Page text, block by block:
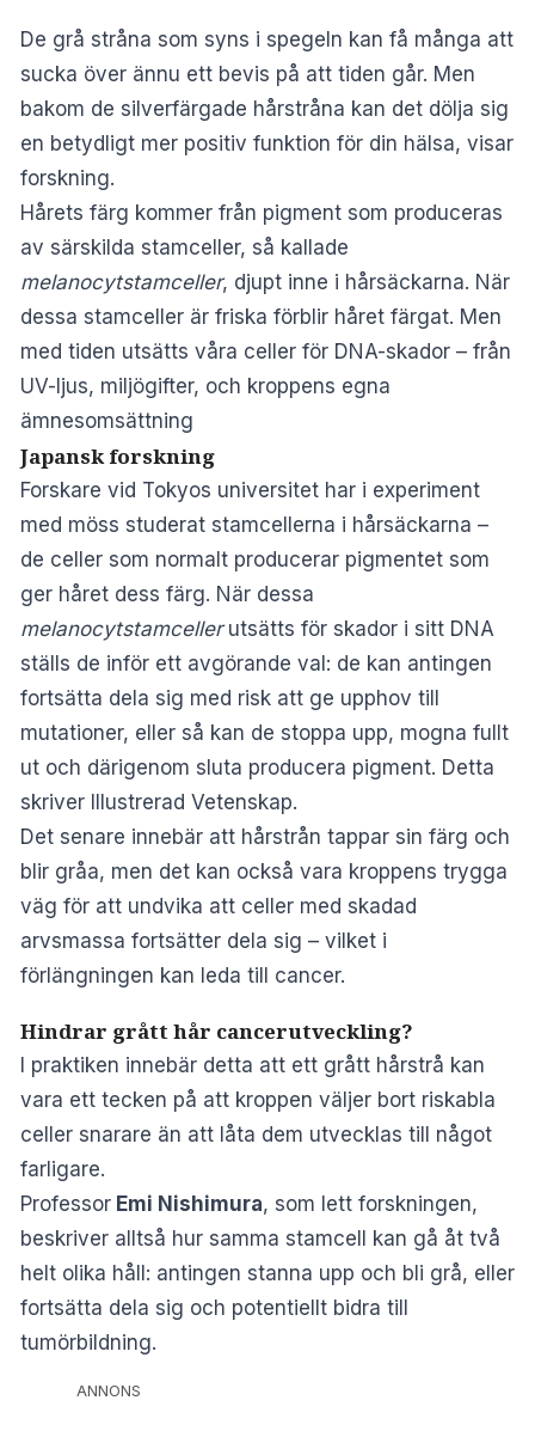
De grå stråna som syns i spegeln kan få många att
sucka över ännu ett bevis på att tiden går. Men
bakom de silverfärgade hårstråna kan det dölja sig
en betydligt mer positiv funktion för din hälsa, visar
forskning.
Hårets färg kommer från pigment som produceras
av särskilda stamceller, så kallade
melanocytstamceller, djupt inne i hårsäckarna. När
dessa stamceller är friska förblir håret färgat. Men
med tiden utsätts våra celler för DNA-skador – från
UV-ljus, miljögifter, och kroppens egna
ämnesomsättning
Japansk forskning
Forskare vid Tokyos universitet har i experiment
med möss studerat stamcellerna i hårsäckarna –
de celler som normalt producerar pigmentet som
ger håret dess färg. När dessa
melanocytstamcellerutsätts för skador i sitt DNA
ställs de inför ett avgörande val: de kan antingen
fortsätta dela sig med risk att ge upphov till
mutationer, eller så kan de stoppa upp, mogna fullt
ut och därigenom sluta producera pigment. Detta
skriver Illustrerad Vetenskap.
Det senare innebär att hårstrån tappar sin färg och
blir gråa, men det kan också vara kroppens trygga
väg för att undvika att celler med skadad
arvsmassa fortsätter dela sig – vilket i
förlängningen kan leda till cancer.
Hindrar grått hår cancerutveckling?
I praktiken innebär detta att ett grått hårstrå kan
vara ett tecken på att kroppen väljer bort riskabla
celler snarare än att låta dem utvecklas till något
farligare.
Professor Emi Nishimura, som lett forskningen,
beskriver alltså hur samma stamcell kan gå åt två
helt olika håll: antingen stanna upp och bli grå, eller
fortsätta dela sig och potentiellt bidra till
tumörbildning.
ANNONS